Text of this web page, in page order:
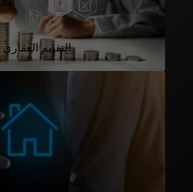
التقييم العقاري
التسجيل العيني